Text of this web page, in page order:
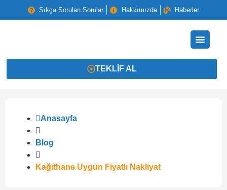
Sıkça Sorulan Sorular Hakkımızda Haberler
TEKLIF AL
Anasayfa
Blog
Kağıthane Uygun Fiyatlı Nakliyat